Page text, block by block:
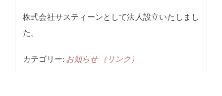
株式会社サスティーンとして法人設立いたしまし
た。
カテゴリー: お知らせ （リンク）